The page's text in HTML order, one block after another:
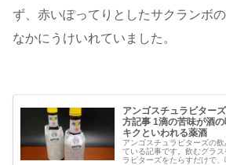
ず、赤いぽってりとしたサクランボ
なかにうけいれていました。
アンゴスチュラビター
方記事 1滴の苦味が酒
キクといわれる薬酒
アンゴスチュラビターズの
ている記事です。飲むグラ
ラビターズをたらすだけで